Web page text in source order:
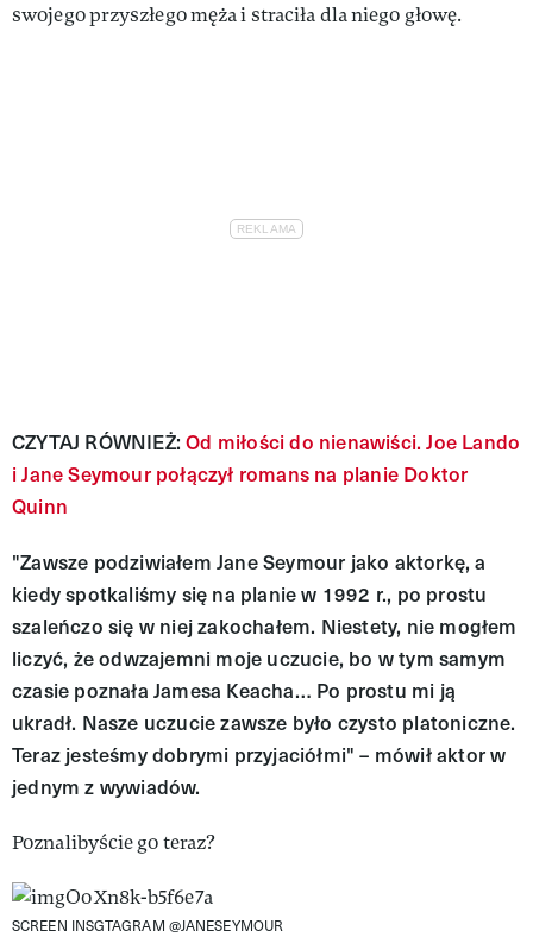
swojego przyszłego męża i straciła dla niego głowę.
CZYTAJ RÓWNIEŻ:Od miłości do nienawiści. Joe Lando
i Jane Seymour połączył romans na planie Doktor
Quinn
"Zawsze podziwiałem Jane Seymour jako aktorkę, a
kiedy spotkaliśmy się na planie w 1992 r., po prostu
szaleńczo się w niej zakochałem. Niestety, nie mogłem
liczyć, że odwzajemni moje uczucie, bo w tym samym
czasie poznała Jamesa Keacha… Po prostu mi ją
ukradł. Nasze uczucie zawsze było czysto platoniczne.
Teraz jesteśmy dobrymi przyjaciółmi" – mówił aktor w
jednym z wywiadów.
Poznalibyście go teraz?
SCREEN INSGTAGRAM @JANESEYMOUR